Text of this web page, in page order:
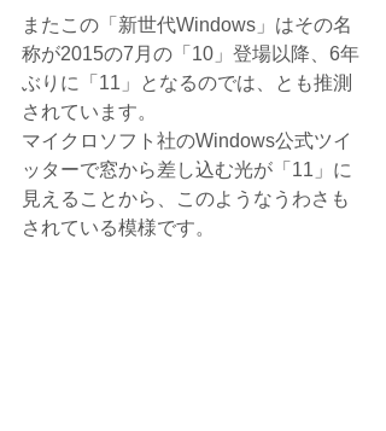
またこの「新世代Windows」はその名
称が2015の7月の「10」登場以降、6年
ぶりに「11」となるのでは、とも推測
されています。
マイクロソフト社のWindows公式ツイ
ッターで窓から差し込む光が「11」に
見えることから、このようなうわさも
されている模様です。